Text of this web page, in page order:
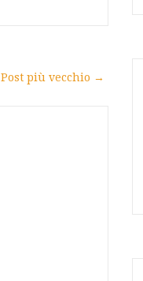
Post più vecchio →